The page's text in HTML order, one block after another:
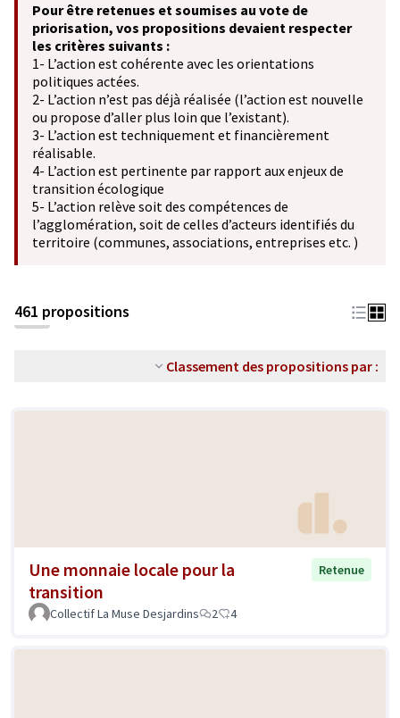
Pour être retenues et soumises au vote de
priorisation, vos propositions devaient respecter
les critères suivants :
1- L’action est cohérente avec les orientations
politiques actées.
2- L’action n’est pas déjà réalisée (l’action est nouvelle
ou propose d’aller plus loin que l’existant).
3- L’action est techniquement et financièrement
réalisable.
4- L’action est pertinente par rapport aux enjeux de
transition écologique
5- L’action relève soit des compétences de
l’agglomération, soit de celles d’acteurs identifiés du
territoire (communes, associations, entreprises etc. )
461 propositions
Classement des propositions par :
Une monnaie locale pour la
transition
Retenue
Collectif La Muse Desjardins 2 4